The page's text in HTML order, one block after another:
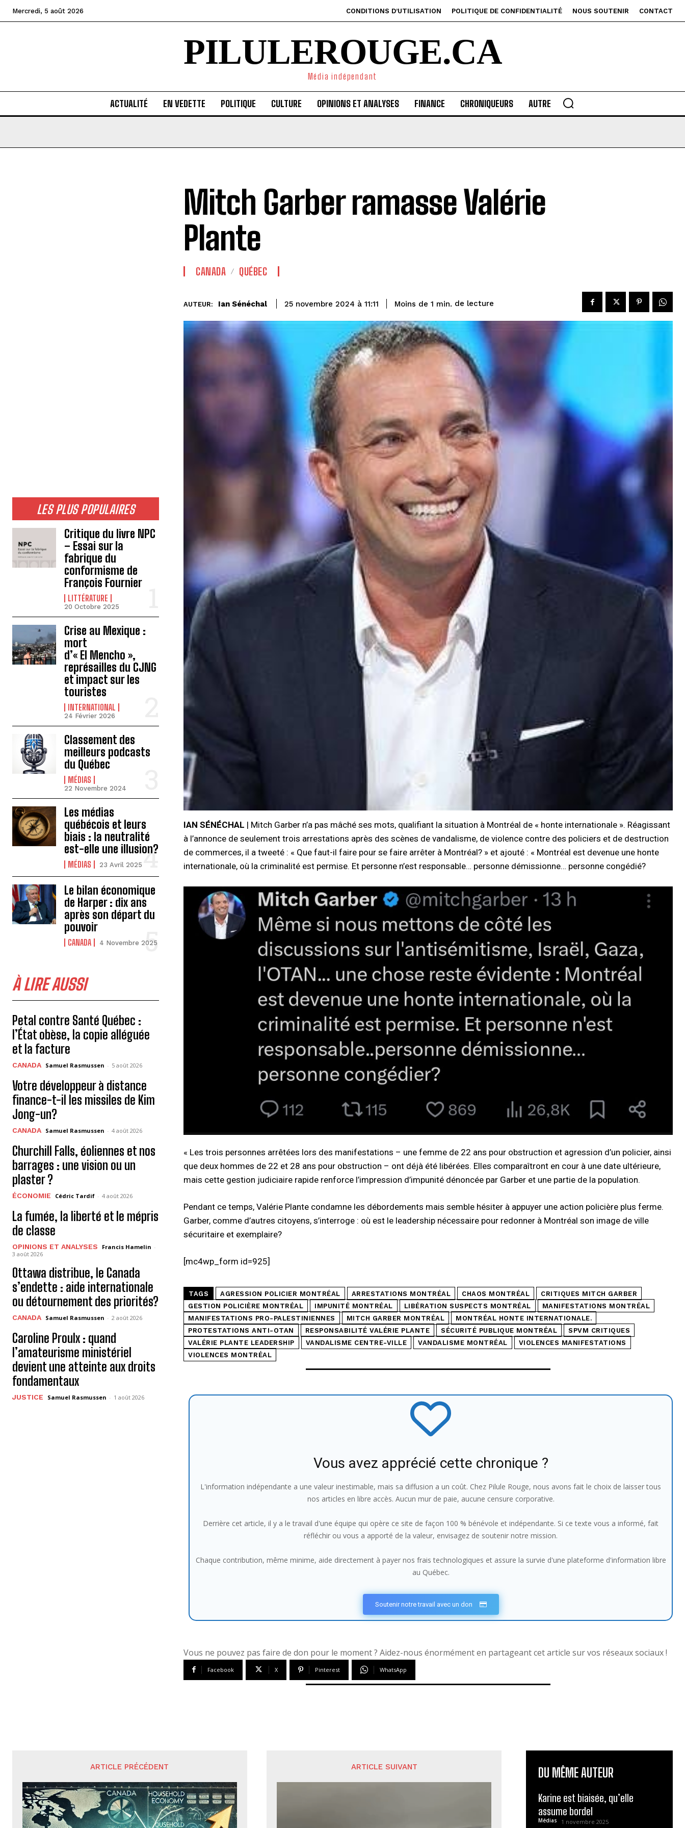
Mercredi, 5 août 2026 CONDITIONS D’UTILISATION POLITIQUE DE CONFIDENTIALITÉ NOUS SOUTENIR CONTACT
PILULEROUGE.CA
Média indépendant
ACTUALITÉ EN VEDETTE POLITIQUE CULTURE OPINIONS ET ANALYSES FINANCE CHRONIQUEURS AUTRE
LES PLUS POPULAIRES
Critique du livre NPC
– Essai sur la
fabrique du
conformisme de
François Fournier
LITTÉRATURE
20 Octobre 2025
Crise au Mexique :
mort
d’« El Mencho »,
représailles du CJNG
et impact sur les
touristes
INTERNATIONAL
24 Février 2026
Classement des
meilleurs podcasts
du Québec
MÉDIAS
22 Novembre 2024
Les médias
québécois et leurs
biais : la neutralité
est-elle une illusion?
MÉDIAS 23 Avril 2025
Le bilan économique
de Harper : dix ans
après son départ du
pouvoir
CANADA 4 Novembre 2025
À LIRE AUSSI
Petal contre Santé Québec :
l’État obèse, la copie alléguée
et la facture
CANADA Samuel Rasmussen - 5 août 2026
Votre développeur à distance
finance-t-il les missiles de Kim
Jong-un?
CANADA Samuel Rasmussen - 4 août 2026
Churchill Falls, éoliennes et nos
barrages : une vision ou un
plaster ?
ÉCONOMIE Cédric Tardif - 4 août 2026
La fumée, la liberté et le mépris
de classe
OPINIONS ET ANALYSES Francis Hamelin -
3 août 2026
Ottawa distribue, le Canada
s’endette : aide internationale
ou détournement des priorités?
CANADA Samuel Rasmussen - 2 août 2026
Caroline Proulx : quand
l’amateurisme ministériel
devient une atteinte aux droits
fondamentaux
JUSTICE Samuel Rasmussen - 1 août 2026
Mitch Garber ramasse Valérie
Plante
CANADA QUÉBEC
AUTEUR: Ian Sénéchal 25 novembre 2024 à 11:11 Moins de 1 min. de lecture
IAN SÉNÉCHAL | Mitch Garber n’a pas mâché ses mots, qualifiant la situation à Montréal de « honte internationale ». Réagissant
à l’annonce de seulement trois arrestations après des scènes de vandalisme, de violence contre des policiers et de destruction
de commerces, il a tweeté : « Que faut-il faire pour se faire arrêter à Montréal? » et ajouté : « Montréal est devenue une honte
internationale, où la criminalité est permise. Et personne n’est responsable… personne démissionne… personne congédié?
« Les trois personnes arrêtées lors des manifestations – une femme de 22 ans pour obstruction et agression d’un policier, ainsi
que deux hommes de 22 et 28 ans pour obstruction – ont déjà été libérées. Elles comparaîtront en cour à une date ultérieure,
mais cette gestion judiciaire rapide renforce l’impression d’impunité dénoncée par Garber et une partie de la population.
Pendant ce temps, Valérie Plante condamne les débordements mais semble hésiter à appuyer une action policière plus ferme.
Garber, comme d’autres citoyens, s’interroge : où est le leadership nécessaire pour redonner à Montréal son image de ville
sécuritaire et exemplaire?
[mc4wp_form id=925]
TAGS AGRESSION POLICIER MONTRÉAL ARRESTATIONS MONTRÉAL CHAOS MONTRÉAL
CRITIQUES MITCH GARBER
GESTION POLICIÈRE MONTRÉAL
IMPUNITÉ MONTRÉAL LIBÉRATION SUSPECTS MONTRÉAL
MANIFESTATIONS MONTRÉAL
MANIFESTATIONS PRO-PALESTINIENNES
MITCH GARBER MONTRÉAL
MONTRÉAL HONTE INTERNATIONALE.
PROTESTATIONS ANTI-OTAN
RESPONSABILITÉ VALÉRIE PLANTE SÉCURITÉ PUBLIQUE MONTRÉAL
SPVM CRITIQUES
VALÉRIE PLANTE LEADERSHIP
VANDALISME CENTRE-VILLE VANDALISME MONTRÉAL
VIOLENCES MANIFESTATIONS
VIOLENCES MONTRÉAL
Vous avez apprécié cette chronique ?
L'information indépendante a une valeur inestimable, mais sa diffusion a un coût. Chez Pilule Rouge, nous avons fait le choix de laisser tous
nos articles en libre accès. Aucun mur de paie, aucune censure corporative.
Derrière cet article, il y a le travail d'une équipe qui opère ce site de façon 100 % bénévole et indépendante. Si ce texte vous a informé, fait
réfléchir ou vous a apporté de la valeur, envisagez de soutenir notre mission.
Chaque contribution, même minime, aide directement à payer nos frais technologiques et assure la survie d'une plateforme d'information libre
au Québec.
Soutenir notre travail avec un don
Vous ne pouvez pas faire de don pour le moment ? Aidez-nous énormément en partageant cet article sur vos réseaux sociaux !
Facebook X Pinterest WhatsApp
ARTICLE PRÉCÉDENT ARTICLE SUIVANT DU MÊME AUTEUR
Karine est biaisée, qu’elle
assume bordel
Médias 1 novembre 2025